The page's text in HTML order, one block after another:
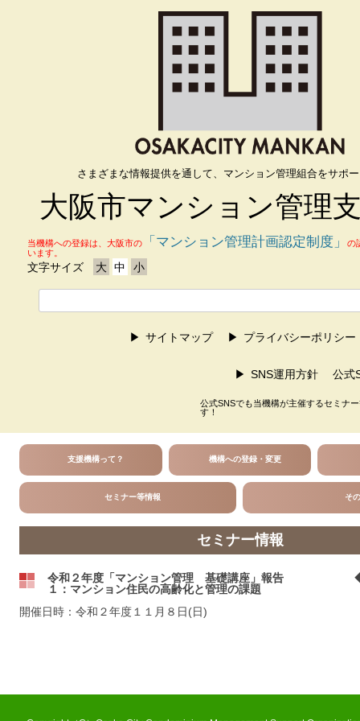
さまざまな情報提供を通して、マンション管理組合をサポ
大阪市マンション管理
当機構への登録は、大阪市の 「マンション管理計画認定制度」
の
います。
文字サイズ 大 中 小
サイトマップ プライバシーポリシー
SNS運用方針 公式
公式SNSでも当機構が主催するセミナ
す！
支援機構って？ 機構への登録・変更
セミナー等情報 そ
セミナー情報
令和２年度「マンション管理 基礎講座」報告
１：マンション住民の高齢化と管理の課題
開催日時：令和２年度１１月８日(日)